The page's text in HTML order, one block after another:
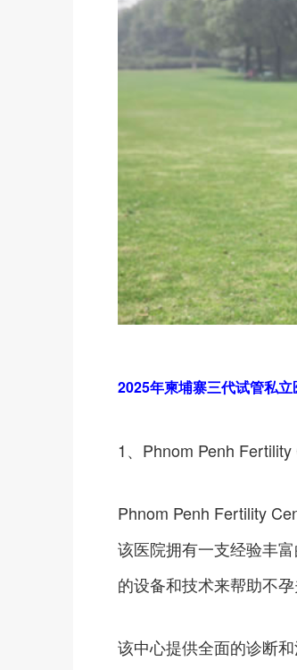
2025年柬埔寨三代试管私
1、Phnom Penh Fertility
Phnom Penh Fertility
该医院拥有一支经验丰
的设备和技术来帮助不孕
该中心提供全面的诊断